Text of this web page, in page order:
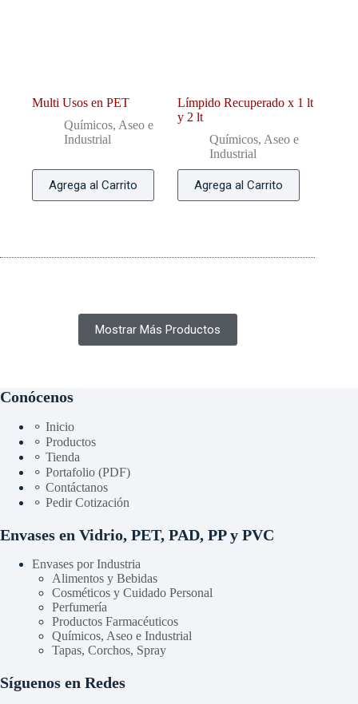
Multi Usos en PET
Químicos, Aseo e
Industrial
Agrega al Carrito
Límpido Recuperado x 1 lt
y 2 lt
Químicos, Aseo e
Industrial
Agrega al Carrito
Mostrar Más Productos
Conócenos
⚬ Inicio
⚬ Productos
⚬ Tienda
⚬ Portafolio (PDF)
⚬ Contáctanos
⚬ Pedir Cotización
Envases en Vidrio, PET, PAD, PP y PVC
Envases por Industria
Alimentos y Bebidas
Cosméticos y Cuidado Personal
Perfumería
Productos Farmacéuticos
Químicos, Aseo e Industrial
Tapas, Corchos, Spray
Síguenos en Redes